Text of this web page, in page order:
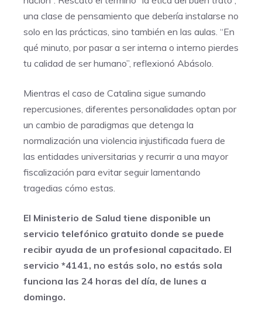
una clase de pensamiento que debería instalarse no
solo en las prácticas, sino también en las aulas. “En
qué minuto, por pasar a ser interna o interno pierdes
tu calidad de ser humano”, reflexionó Abásolo.
Mientras el caso de Catalina sigue sumando
repercusiones, diferentes personalidades optan por
un cambio de paradigmas que detenga la
normalización una violencia injustificada fuera de
las entidades universitarias y recurrir a una mayor
fiscalización para evitar seguir lamentando
tragedias cómo estas.
El Ministerio de Salud tiene disponible un
servicio telefónico gratuito donde se puede
recibir ayuda de un profesional capacitado. El
servicio *4141, no estás solo, no estás sola
funciona las 24 horas del día, de lunes a
domingo.